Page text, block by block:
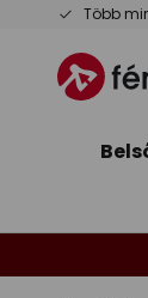
Több
Ugrás